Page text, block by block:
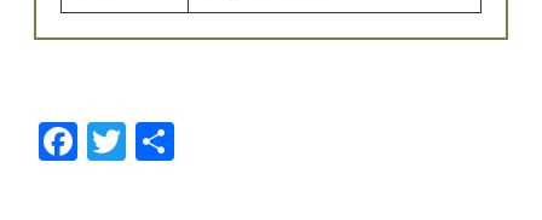
Fa T